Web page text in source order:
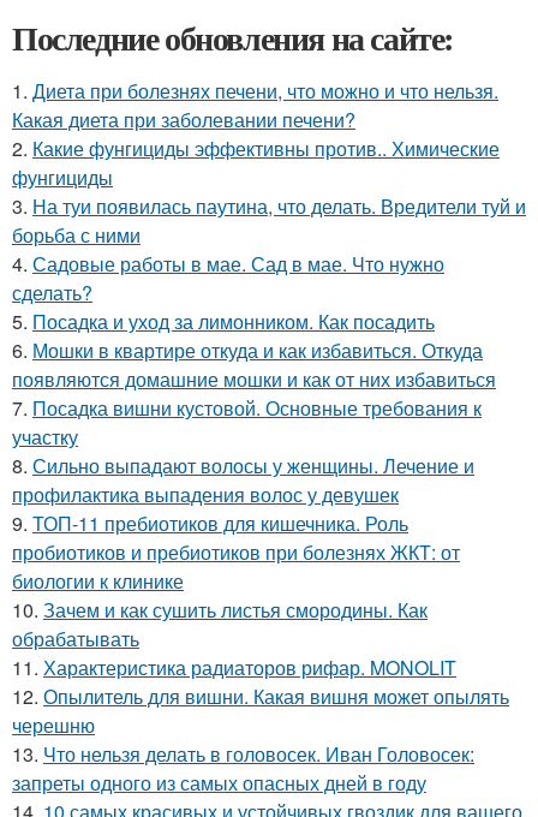
Последние обновления на сайте:
1. Диета при болезнях печени, что можно и что нельзя.
Какая диета при заболевании печени?
2. Какие фунгициды эффективны против.. Химические
фунгициды
3. На туи появилась паутина, что делать. Вредители туй и
борьба с ними
4. Садовые работы в мае. Сад в мае. Что нужно
сделать?
5. Посадка и уход за лимонником. Как посадить
6. Мошки в квартире откуда и как избавиться. Откуда
появляются домашние мошки и как от них избавиться
7. Посадка вишни кустовой. Основные требования к
участку
8. Сильно выпадают волосы у женщины. Лечение и
профилактика выпадения волос у девушек
9. ТОП-11 пребиотиков для кишечника. Роль
пробиотиков и пребиотиков при болезнях ЖКТ: от
биологии к клинике
10. Зачем и как сушить листья смородины. Как
обрабатывать
11. Характеристика радиаторов рифар. MONOLIT
12. Опылитель для вишни. Какая вишня может опылять
черешню
13. Что нельзя делать в головосек. Иван Головосек:
запреты одного из самых опасных дней в году